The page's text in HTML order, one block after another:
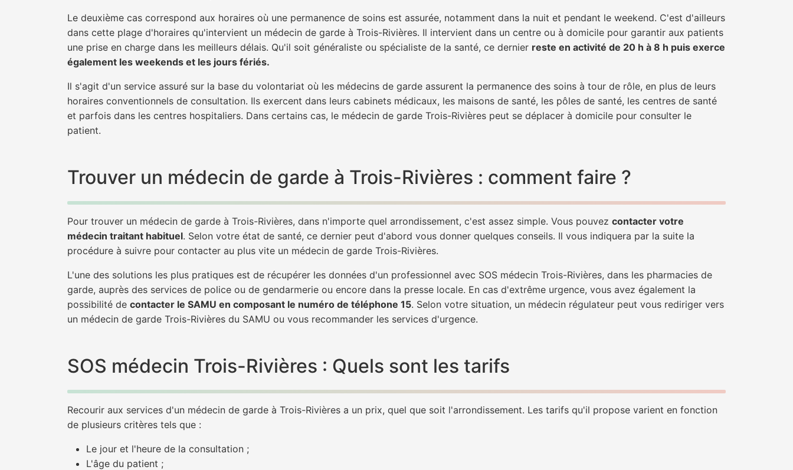
Le deuxième cas correspond aux horaires où une permanence de soins est assurée, notamment dans la nuit et pendant le weekend. C'est d'ailleurs
dans cette plage d'horaires qu'intervient un médecin de garde à Trois-Rivières. Il intervient dans un centre ou à domicile pour garantir aux patients
une prise en charge dans les meilleurs délais. Qu'il soit généraliste ou spécialiste de la santé, ce dernier reste en activité de 20 h à 8 h puis exerce
également les weekends et les jours fériés.
Il s'agit d'un service assuré sur la base du volontariat où les médecins de garde assurent la permanence des soins à tour de rôle, en plus de leurs
horaires conventionnels de consultation. Ils exercent dans leurs cabinets médicaux, les maisons de santé, les pôles de santé, les centres de santé
et parfois dans les centres hospitaliers. Dans certains cas, le médecin de garde Trois-Rivières peut se déplacer à domicile pour consulter le
patient.
Trouver un médecin de garde à Trois-Rivières : comment faire ?
Pour trouver un médecin de garde à Trois-Rivières, dans n'importe quel arrondissement, c'est assez simple. Vous pouvez contacter votre
médecin traitant habituel. Selon votre état de santé, ce dernier peut d'abord vous donner quelques conseils. Il vous indiquera par la suite la
procédure à suivre pour contacter au plus vite un médecin de garde Trois-Rivières.
L'une des solutions les plus pratiques est de récupérer les données d'un professionnel avec SOS médecin Trois-Rivières, dans les pharmacies de
garde, auprès des services de police ou de gendarmerie ou encore dans la presse locale. En cas d'extrême urgence, vous avez également la
possibilité de contacter le SAMU en composant le numéro de téléphone 15. Selon votre situation, un médecin régulateur peut vous rediriger vers
un médecin de garde Trois-Rivières du SAMU ou vous recommander les services d'urgence.
SOS médecin Trois-Rivières : Quels sont les tarifs
Recourir aux services d'un médecin de garde à Trois-Rivières a un prix, quel que soit l'arrondissement. Les tarifs qu'il propose varient en fonction
de plusieurs critères tels que :
Le jour et l'heure de la consultation ;
L'âge du patient ;